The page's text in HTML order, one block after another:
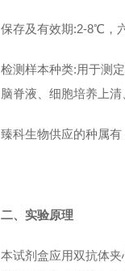
保存及有效期:2-8℃，
检测样本种类:用于测
脑脊液、细胞培养上清
臻科生物供应的种属
二、实验原理
本试剂盒应用双抗体